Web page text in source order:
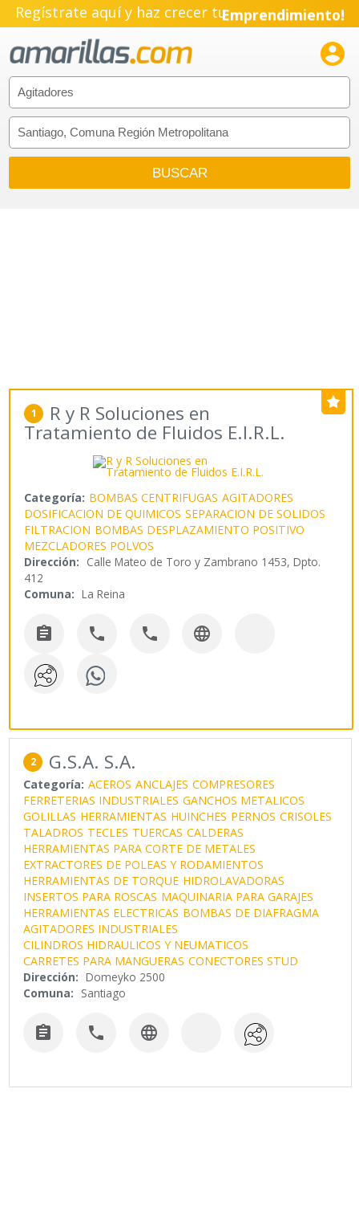
Regístrate aquí y haz crecer tuEmprendimiento!

1 R y R Soluciones en
Tratamiento de Fluidos E.I.R.L.
Categoría: BOMBAS CENTRIFUGAS AGITADORES
DOSIFICACION DE QUIMICOS SEPARACION DE SOLIDOS
FILTRACION BOMBAS DESPLAZAMIENTO POSITIVO
MEZCLADORES POLVOS
Dirección: Calle Mateo de Toro y Zambrano 1453, Dpto.
412
Comuna: La Reina
   
2 G.S.A. S.A.
Categoría: ACEROS ANCLAJES COMPRESORES
FERRETERIAS INDUSTRIALES GANCHOS METALICOS
GOLILLAS HERRAMIENTAS HUINCHES PERNOS CRISOLES
TALADROS TECLES TUERCAS CALDERAS
HERRAMIENTAS PARA CORTE DE METALES
EXTRACTORES DE POLEAS Y RODAMIENTOS
HERRAMIENTAS DE TORQUE HIDROLAVADORAS
INSERTOS PARA ROSCAS MAQUINARIA PARA GARAJES
HERRAMIENTAS ELECTRICAS BOMBAS DE DIAFRAGMA
AGITADORES INDUSTRIALES
CILINDROS HIDRAULICOS Y NEUMATICOS
CARRETES PARA MANGUERAS CONECTORES STUD
Dirección: Domeyko 2500
Comuna: Santiago
  